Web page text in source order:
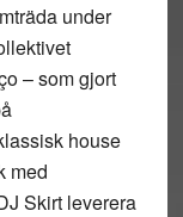
under
– som gjort
house
med
Skirt leverera